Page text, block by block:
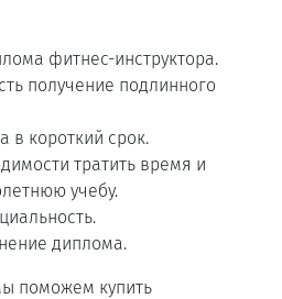
фитнес-инструктора.
получение подлинного
в короткий срок.
тратить время и
учебу.
диплома.
поможем купить